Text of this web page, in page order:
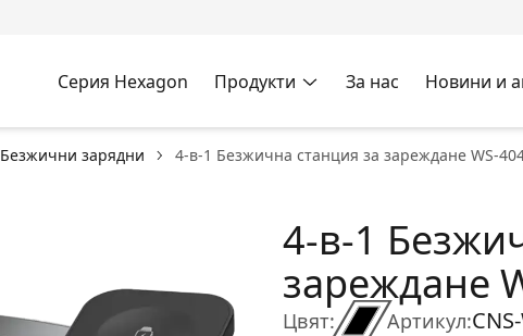
Серия Hexagon Продукти За нас Новини и
Безжични зарядни 4-в-1 Безжична станция за зареждане WS-
Цвят:
4-в-1
зареждане
Артикул: